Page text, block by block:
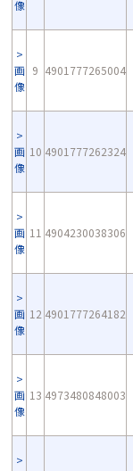
像
画
像
9 4901777265004
画
像
10 4901777262324
画
像
11 4904230038306
画
像
12 4901777264182
画
像
13 4973480848003